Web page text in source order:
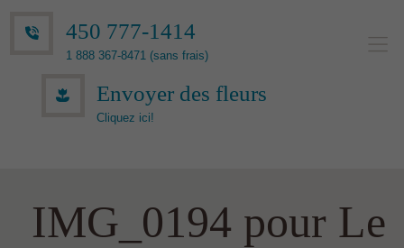
450 777-1414
1 888 367-8471 (sans frais)
Envoyer des fleurs
Cliquez ici!
IMG_0194 pour Le